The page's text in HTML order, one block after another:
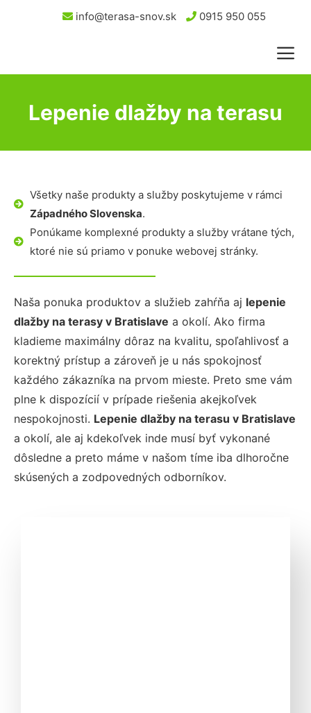
info@terasa-snov.sk 0915 950 055
Lepenie dlažby na terasu
Všetky naše produkty a služby poskytujeme v rámci
Západného Slovenska.
Ponúkame komplexné produkty a služby vrátane tých,
ktoré nie sú priamo v ponuke webovej stránky.
Naša ponuka produktov a služieb zahŕňa aj lepenie
dlažby na terasy v Bratislave a okolí. Ako firma
kladieme maximálny dôraz na kvalitu, spoľahlivosť a
korektný prístup a zároveň je u nás spokojnosť
každého zákazníka na prvom mieste. Preto sme vám
plne k dispozícií v prípade riešenia akejkoľvek
nespokojnosti. Lepenie dlažby na terasu v Bratislave
a okolí, ale aj kdekoľvek inde musí byť vykonané
dôsledne a preto máme v našom tíme iba dlhoročne
skúsených a zodpovedných odborníkov.